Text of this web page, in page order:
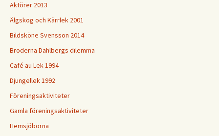
Aktörer 2013
Älgskog och Kärrlek 2001
Bildsköne Svensson 2014
Bröderna Dahlbergs dilemma
Café au Lek 1994
Djungellek 1992
Föreningsaktiviteter
Gamla föreningsaktiviteter
Hemsjöborna